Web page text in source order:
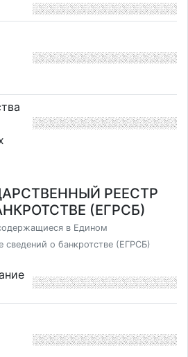
РЕЕСТР
(ЕГРСБ)
в Едином
сведений о банкротстве (ЕГРСБ)